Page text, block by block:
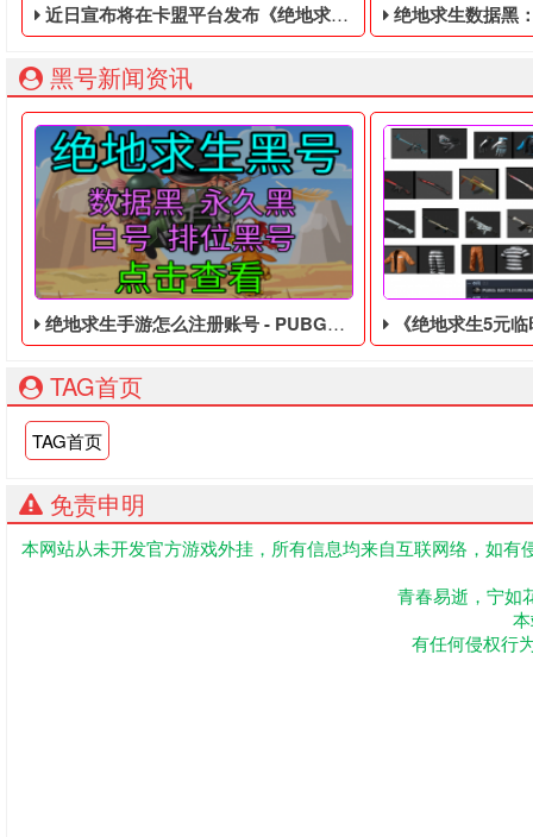
绝地求生黑号： 质保时间内找回换号！ 绝地求生白号： 四无
2036年，世界上
近日宣布将在卡盟平台发布《绝地求生黑号》，将在个人电脑和下一代卡盟上播出
近日宣布将在卡盟平台发布《绝地求生黑号》，将在个人电脑
绝地求生数据黑：斗鱼小团
绝地求生数据黑​
黑号新闻资讯
绝地求生手游怎么注册账号 - PUBG便宜的临时黑号 《绝地求生5元临时黑号》今日结
TAG首页
TAG首页
免责申明
本网站从未开发官方游戏外挂，所有信息均来自互联网络，如
青春易逝，宁如
有任何侵权行